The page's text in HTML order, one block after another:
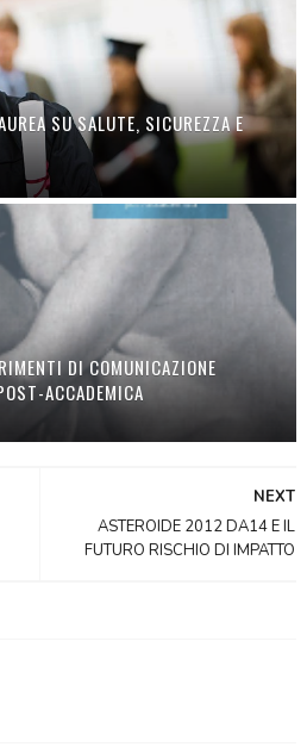
SU SALUTE, SICUREZZA E
DI COMUNICAZIONE
ACCADEMICA
NEXT
ASTEROIDE 2012 DA14 E IL
FUTURO RISCHIO DI IMPATTO